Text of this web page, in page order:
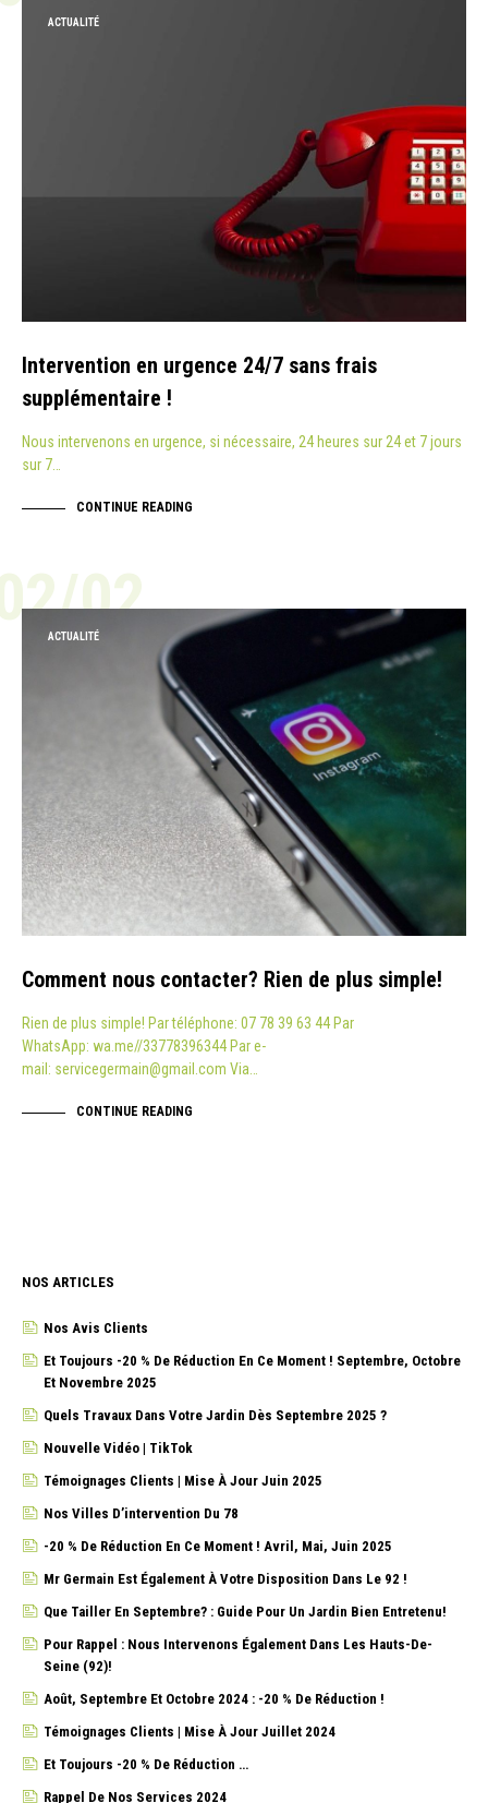
ACTUALITÉ
Intervention en urgence 24/7 sans frais
supplémentaire !
Nous intervenons en urgence, si nécessaire, 24 heures sur 24 et 7 jours
sur 7…
CONTINUE READING
02
ACTUALITÉ
Comment nous contacter? Rien de plus simple!
Rien de plus simple! Par téléphone: 07 78 39 63 44 Par
WhatsApp: wa.me//33778396344 Par e-
mail: servicegermain@gmail.com Via…
CONTINUE READING
NOS ARTICLES
Nos Avis Clients
Et Toujours -20 % De Réduction En Ce Moment ! Septembre, Octobre
Et Novembre 2025
Quels Travaux Dans Votre Jardin Dès Septembre 2025 ?
Nouvelle Vidéo | TikTok
Témoignages Clients | Mise À Jour Juin 2025
Nos Villes D’intervention Du 78
-20 % De Réduction En Ce Moment ! Avril, Mai, Juin 2025
Mr Germain Est Également À Votre Disposition Dans Le 92 !
Que Tailler En Septembre? : Guide Pour Un Jardin Bien Entretenu!
Pour Rappel : Nous Intervenons Également Dans Les Hauts-De-
Seine (92)!
Août, Septembre Et Octobre 2024 : -20 % De Réduction !
Témoignages Clients | Mise À Jour Juillet 2024
Et Toujours -20 % De Réduction …
Rappel De Nos Services 2024